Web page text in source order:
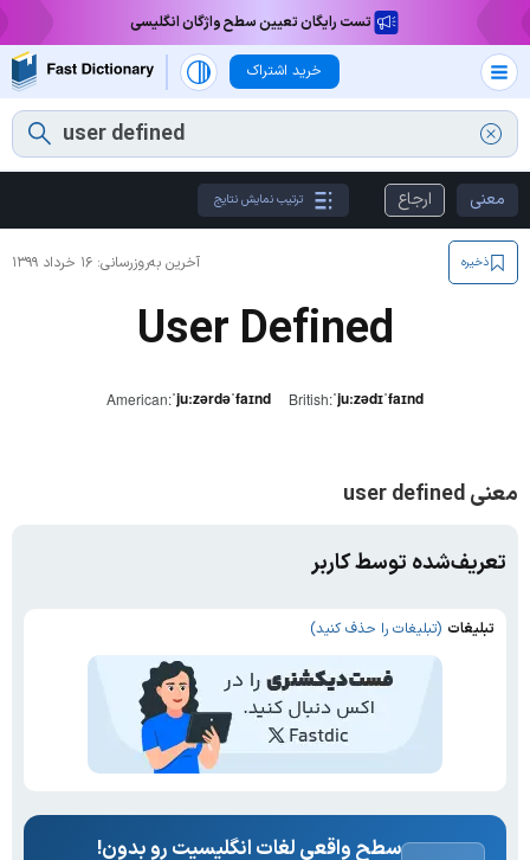
تست رایگان تعیین سطح واژگان انگلیسی
خرید اشتراک
معنی ارجاع ترتیب نمایش نتایج
آخرین به‌روزرسانی: ۱۶ خرداد ۱۳۹۹ ذخیره
User Defined
American:ˈjuːzərdəˈfaɪnd British:ˈjuːzədɪˈfaɪnd
معنی user defined
تعریف‌شده توسط کاربر
تبلیغات (تبلیغات را حذف کنید)
سطح واقعی لغات انگلیسیت رو بدون!